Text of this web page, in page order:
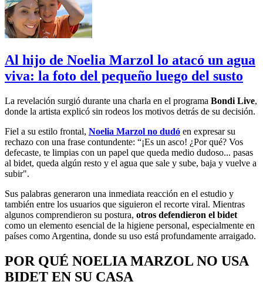
Al hijo de Noelia Marzol lo atacó un agua
viva: la foto del pequeño luego del susto
La revelación surgió durante una charla en el programa Bondi Live,
donde la artista explicó sin rodeos los motivos detrás de su decisión.
Fiel a su estilo frontal, Noelia Marzol no dudó en expresar su
rechazo con una frase contundente: “¡Es un asco! ¿Por qué? Vos
defecaste, te limpias con un papel que queda medio dudoso... pasas
al bidet, queda algún resto y el agua que sale y sube, baja y vuelve a
subir".
Sus palabras generaron una inmediata reacción en el estudio y
también entre los usuarios que siguieron el recorte viral. Mientras
algunos comprendieron su postura, otros defendieron el bidet
como un elemento esencial de la higiene personal, especialmente en
países como Argentina, donde su uso está profundamente arraigado.
POR QUÉ NOELIA MARZOL NO USA
BIDET EN SU CASA